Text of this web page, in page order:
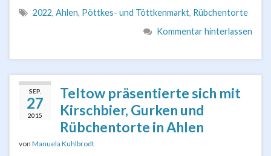
2022, Ahlen, Pöttkes- und Töttkenmarkt, Rübchentorte
Kommentar hinterlassen
SEP.
27
2015
Teltow präsentierte sich mit
Kirschbier, Gurken und
Rübchentorte in Ahlen
von Manuela Kuhlbrodt